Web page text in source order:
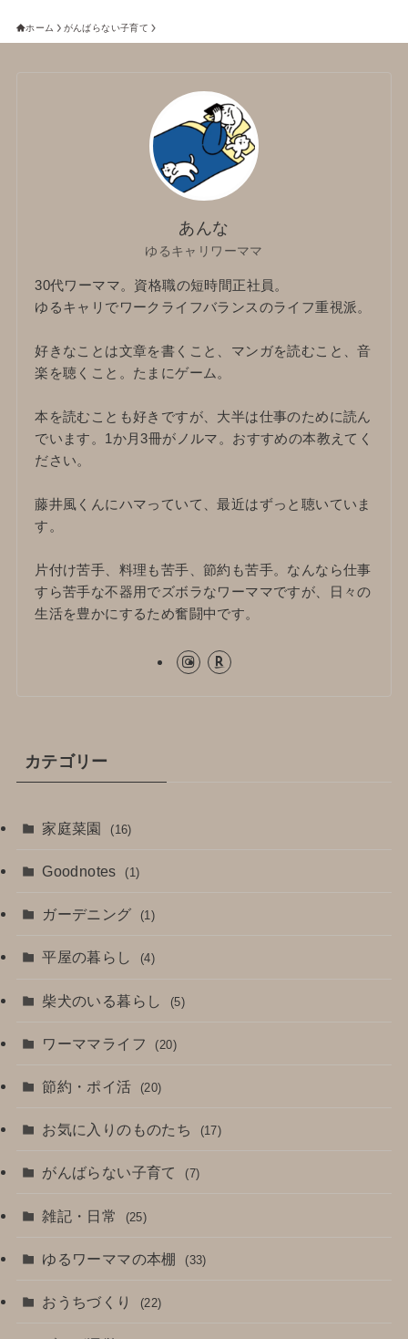
ホーム がんばらない子育て
あんな
ゆるキャリワーママ
30代ワーママ。資格職の短時間正社員。
ゆるキャリでワークライフバランスのライフ重視派。
好きなことは文章を書くこと、マンガを読むこと、音
楽を聴くこと。たまにゲーム。
本を読むことも好きですが、大半は仕事のために読ん
でいます。1か月3冊がノルマ。おすすめの本教えてく
ださい。
藤井風くんにハマっていて、最近はずっと聴いていま
す。
片付け苦手、料理も苦手、節約も苦手。なんなら仕事
すら苦手な不器用でズボラなワーママですが、日々の
生活を豊かにするため奮闘中です。
カテゴリー
家庭菜園 (16)
Goodnotes (1)
ガーデニング (1)
平屋の暮らし (4)
柴犬のいる暮らし (5)
ワーママライフ (20)
節約・ポイ活 (20)
お気に入りのものたち (17)
がんばらない子育て (7)
雑記・日常 (25)
ゆるワーママの本棚 (33)
おうちづくり (22)